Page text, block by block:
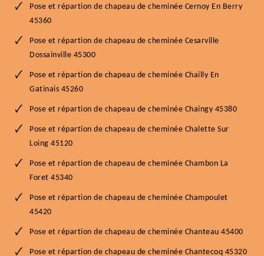
Pose et répartion de chapeau de cheminée Cernoy En Berry
45360
Pose et répartion de chapeau de cheminée Cesarville
Dossainville 45300
Pose et répartion de chapeau de cheminée Chailly En
Gatinais 45260
Pose et répartion de chapeau de cheminée Chaingy 45380
Pose et répartion de chapeau de cheminée Chalette Sur
Loing 45120
Pose et répartion de chapeau de cheminée Chambon La
Foret 45340
Pose et répartion de chapeau de cheminée Champoulet
45420
Pose et répartion de chapeau de cheminée Chanteau 45400
Pose et répartion de chapeau de cheminée Chantecoq 45320